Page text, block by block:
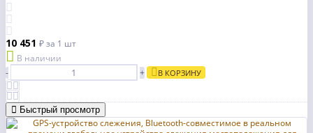
10 451 ₽за 1 шт
В наличии
-
+ В КОРЗИНУ
Быстрый просмотр